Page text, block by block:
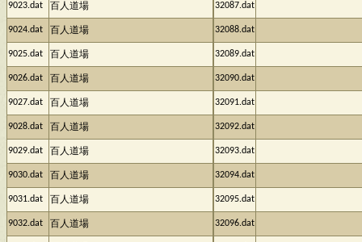
9023.dat 百人道場
9024.dat 百人道場
9025.dat 百人道場
9026.dat 百人道場
9027.dat 百人道場
9028.dat 百人道場
9029.dat 百人道場
9030.dat 百人道場
9031.dat 百人道場
9032.dat 百人道場
32087.dat
32088.dat
32089.dat
32090.dat
32091.dat
32092.dat
32093.dat
32094.dat
32095.dat
32096.dat